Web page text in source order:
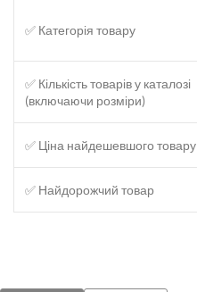
✅ Категорія товару
✅ Кількість товарів у каталозі
(включаючи розміри)
✅ Ціна найдешевшого товару
✅ Найдорожчий товар